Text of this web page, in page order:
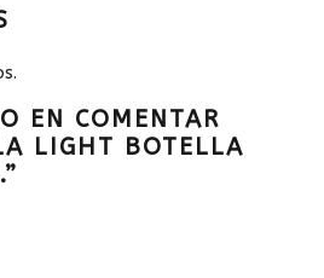
EN COMENTAR
LIGHT BOTELLA